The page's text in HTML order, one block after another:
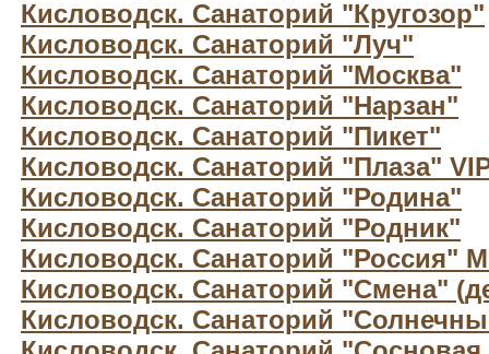
Кисловодск. Санаторий "Кругозор"
Кисловодск. Санаторий "Луч"
Кисловодск. Санаторий "Москва"
Кисловодск. Санаторий "Нарзан"
Кисловодск. Санаторий "Пикет"
Кисловодск. Санаторий "Плаза"
Кисловодск. Санаторий "Родина"
Кисловодск. Санаторий "Родник"
Кисловодск. Санаторий "Россия"
Кисловодск. Санаторий "Смена"
Кисловодск. Санаторий